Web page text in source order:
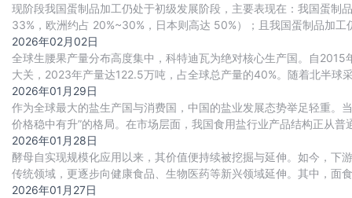
现阶段我国蛋制品加工仍处于初级发展阶段，主要表现在：我国蛋制
33%，欧洲约占 20%~30%，日本则高达 50%）；且我国蛋制品加
2026年02月02日
全球生腰果产量分布高度集中，科特迪瓦为绝对核心生产国。自
大关，2023年产量达122.5万吨，占全球总产量的40%。随着北半
4.2%，将持续巩固
2026年01月29日
作为全球最大的盐生产国与消费国，中国的盐业发展态势举足轻重。
价格稳中有升”的格局。在市场层面，我国食用盐行业产品结构正从
合与技术创新，驱动食用盐行业向高品质、高附加
2026年01月28日
酵母自实现规模化应用以来，其价值便持续被挖掘与延伸。如今，下
传统领域，更逐步向健康食品、生物医药等新兴领域延伸。其中，面
套，构成了酵母行业发展的基本盘，且随着消费升级
2026年01月27日